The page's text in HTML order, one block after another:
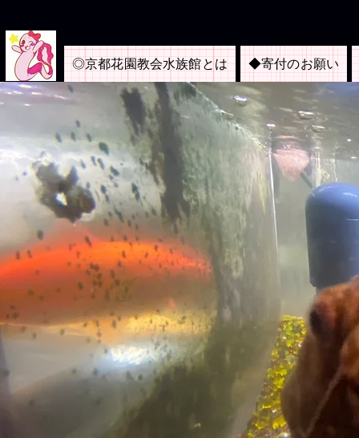
◎京都花園教会水族館とは ◆寄付のお願い